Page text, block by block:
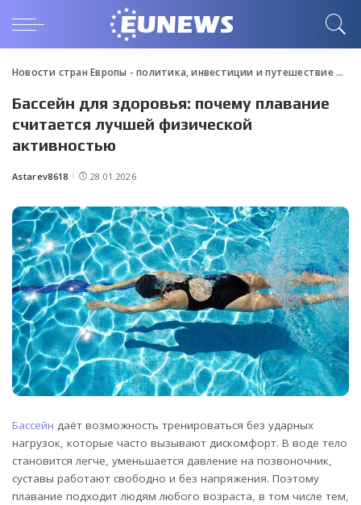
Новости стран Европы - политика, инвестиции и путешествие>
Бассейн для здоровья: почему плавание
считается лучшей физической
активностью
Posted
Astarev8618 28.01.2026
Бассейн даёт возможность тренироваться без ударных
нагрузок, которые часто вызывают дискомфорт. В воде тело
становится легче, уменьшается давление на позвоночник,
суставы работают свободно и без напряжения. Поэтому
плавание подходит людям любого возраста, в том числе тем,